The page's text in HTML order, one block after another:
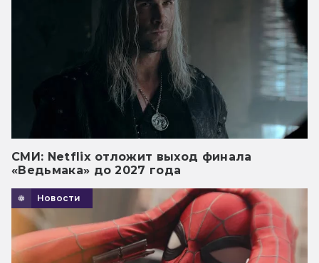
СМИ: Netflix отложит выход финала
«Ведьмака» до 2027 года
Новости